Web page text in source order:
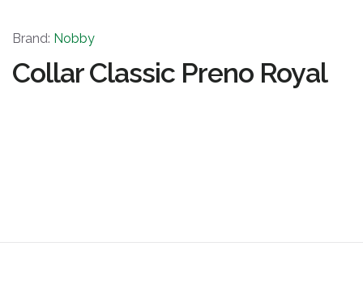
Brand: Nobby
Collar Classic Preno Royal